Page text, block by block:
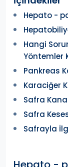
Hepato -
Hangi
Yöntemler
Pankreas
Karaciğer
Safra
Safra
Safrayla